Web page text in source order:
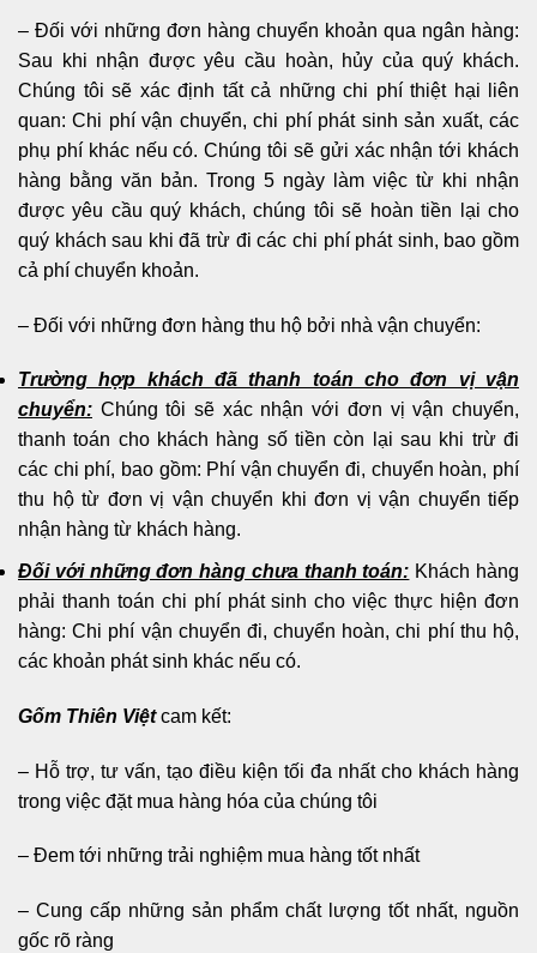
– Đối với những đơn hàng chuyển khoản qua ngân hàng:
Sau khi nhận được yêu cầu hoàn, hủy của quý khách.
Chúng tôi sẽ xác định tất cả những chi phí thiệt hại liên
quan: Chi phí vận chuyển, chi phí phát sinh sản xuất, các
phụ phí khác nếu có. Chúng tôi sẽ gửi xác nhận tới khách
hàng bằng văn bản. Trong 5 ngày làm việc từ khi nhận
được yêu cầu quý khách, chúng tôi sẽ hoàn tiền lại cho
quý khách sau khi đã trừ đi các chi phí phát sinh, bao gồm
cả phí chuyển khoản.
– Đối với những đơn hàng thu hộ bởi nhà vận chuyển:
Trường hợp khách đã thanh toán cho đơn vị vận
chuyển: Chúng tôi sẽ xác nhận với đơn vị vận chuyển,
thanh toán cho khách hàng số tiền còn lại sau khi trừ đi
các chi phí, bao gồm: Phí vận chuyển đi, chuyển hoàn, phí
thu hộ từ đơn vị vận chuyển khi đơn vị vận chuyển tiếp
nhận hàng từ khách hàng.
Đối với những đơn hàng chưa thanh toán: Khách hàng
phải thanh toán chi phí phát sinh cho việc thực hiện đơn
hàng: Chi phí vận chuyển đi, chuyển hoàn, chi phí thu hộ,
các khoản phát sinh khác nếu có.
Gốm Thiên Việtcam kết:
– Hỗ trợ, tư vấn, tạo điều kiện tối đa nhất cho khách hàng
trong việc đặt mua hàng hóa của chúng tôi
– Đem tới những trải nghiệm mua hàng tốt nhất
– Cung cấp những sản phẩm chất lượng tốt nhất, nguồn
gốc rõ ràng